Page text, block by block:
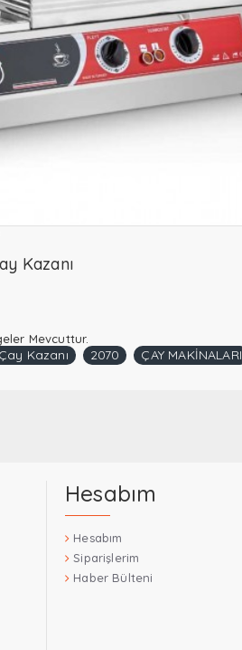
Kazanı
Mevcuttur.
Kazanı 2070 ÇAY MAKİNALARI
Hesabım
Hesabım
Siparişlerim
Haber Bülteni